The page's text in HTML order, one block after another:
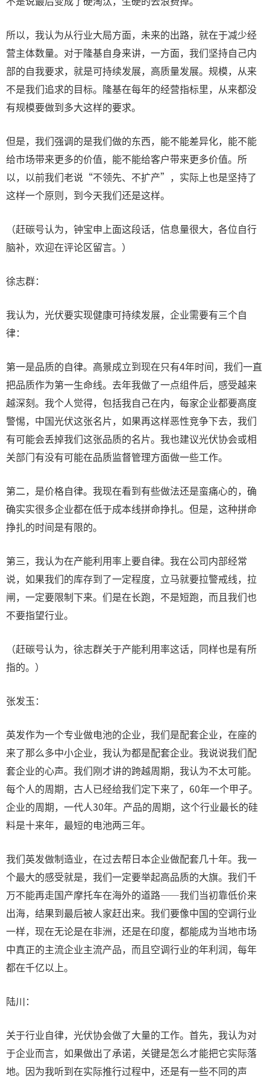
所以，我认为从行业大局方面，未来的出路，就在于减少经
营主体数量。对于隆基自身来讲，一方面，我们坚持自己内
部的自我要求，就是可持续发展，高质量发展。规模，从来
不是我们追求的目标。隆基在每年的经营指标里，从来都没
有规模要做到多大这样的要求。
但是，我们强调的是我们做的东西，能不能差异化，能不能
给市场带来更多的价值，能不能给客户带来更多价值。所
以，以前我们老说“不领先、不扩产”，实际上也是坚持了
这样一个原则，到今天我们还是这样。
（赶碳号认为，钟宝申上面这段话，信息量很大，各位自行
脑补，欢迎在评论区留言。）
徐志群：
我认为，光伏要实现健康可持续发展，企业需要有三个自
律：
第一是品质的自律。高景成立到现在只有4年时间，我们一直
把品质作为第一生命线。去年我做了一点组件后，感受越来
越深刻。我个人觉得，包括我自己在内，每家企业都要高度
警惕，中国光伏这张名片，如果再这样恶性竞争下去，我们
有可能会丢掉我们这张品质的名片。我也建议光伏协会或相
关部门有没有可能在品质监督管理方面做一些工作。
第二，是价格自律。我现在看到有些做法还是蛮痛心的，确
确实实很多企业都在低于成本线拼命挣扎。但是，这种拼命
挣扎的时间是有限的。
第三，我认为在产能利用率上要自律。我在公司内部经常
说，如果我们的库存到了一定程度，立马就要拉警戒线，拉
闸，一定要限制下来。们是在长跑，不是短跑，而且我们也
不要指望行业。
（赶碳号认为，徐志群关于产能利用率这话，同样也是有所
指的。）
张发玉：
英发作为一个专业做电池的企业，我们是配套企业，在座的
来了那么多中小企业，我认为都是配套企业。我说说我们配
套企业的心声。我们刚才讲的跨越周期，我认为不太可能。
每个人的周期，古人已经给我们定下来了，60年一个甲子。
企业的周期，一代人30年。产品的周期，这个行业最长的硅
料是十来年，最短的电池两三年。
我们英发做制造业，在过去帮日本企业做配套几十年。我一
个最大的感受就是，我们一定要举起高品质的大旗。我们千
万不能再走国产摩托车在海外的道路——我们当初靠低价来
出海，结果到最后被人家赶出来。我们要像中国的空调行业
一样，现在无论是在非洲，还是在印度，都能成为当地市场
中真正的主流企业主流产品，而且空调行业的年利润，每年
都在千亿以上。
陆川：
关于行业自律，光伏协会做了大量的工作。首先，我认为对
于企业而言，如果做出了承诺，关键是怎么才能把它实际落
地。因为我听到在实际推行过程中，还是有一些不同的声